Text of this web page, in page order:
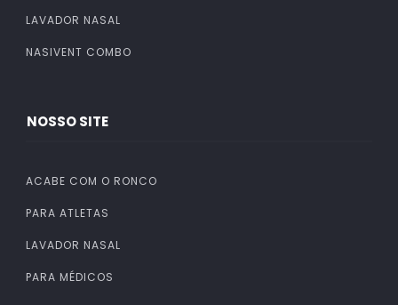
LAVADOR NASAL
NASIVENT COMBO
NOSSO SITE
ACABE COM O RONCO
PARA ATLETAS
LAVADOR NASAL
PARA MÉDICOS